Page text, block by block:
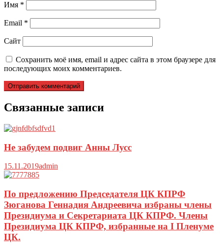
Имя *
Email *
Сайт
Сохранить моё имя, email и адрес сайта в этом браузере для
последующих моих комментариев.
Связанные записи
Не забудем подвиг Анны Лусс
15.11.2019admin
По предложению Председателя ЦК КПРФ
Зюганова Геннадия Андреевича избраны члены
Президиума и Секретариата ЦК КПРФ. Члены
Президиума ЦК КПРФ, избранные на I Пленуме
ЦК.